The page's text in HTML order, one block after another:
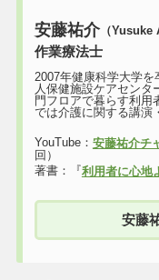
安藤祐介（Yusuke
作業療法士
2007年健康科学大学
人保健施設ケアセンタ
門フロアで暮らす利用
では介護に関する講演
YouTube： 安藤祐介チ
回）
著書：『利用者に心地
安藤